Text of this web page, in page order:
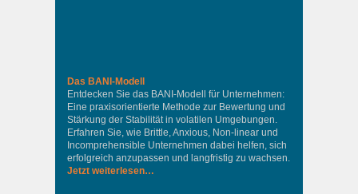
Das BANI-Modell
Entdecken Sie das BANI-Modell für Unternehmen:
Eine praxisorientierte Methode zur Bewertung und
Stärkung der Stabilität in volatilen Umgebungen.
Erfahren Sie, wie Brittle, Anxious, Non-linear und
Incomprehensible Unternehmen dabei helfen, sich
erfolgreich anzupassen und langfristig zu wachsen.
Jetzt weiterlesen…